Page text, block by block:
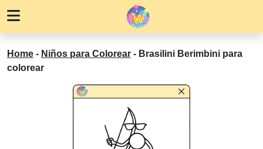
Home - Niños para Colorear - Brasilini Berimbini para
colorear